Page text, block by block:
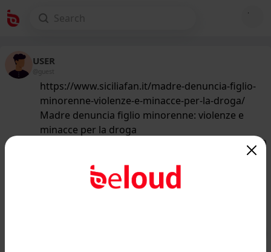
USER
@guest
https://www.siciliafan.it/madre-denuncia-figlio-
minorenne-violenze-e-minacce-per-la-droga/
Madre denuncia figlio minorenne: violenze e
minacce per la droga
/50
Tragedia in famiglia, madre denuncia
il figlio minorenne: ecco di cosa era